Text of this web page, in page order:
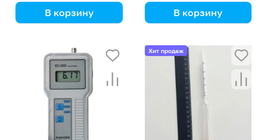
В корзину В корзину
Хит продаж